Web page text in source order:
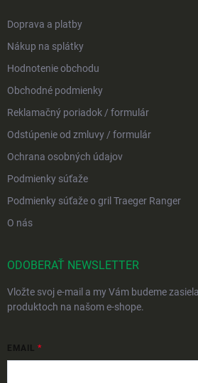
Doprava a platby
Nákup na splátky
Hodnotenie obchodu
Obchodné podmienky
Reklamačný poriadok / formulár
Odstúpenie od zmluvy / formulár
Ochrana osobných údajov
Podmienky súťaže
Podmienky súťaže o gril Traeger Ranger
O nás
ODOBERAŤ NEWSLETTER
Vložte svoj e-mail a my Vám budeme
produktoch na našom e-shope.
EMAIL